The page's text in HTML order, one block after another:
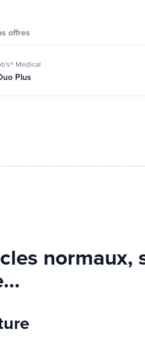
offres
Medical
Plus
normaux,